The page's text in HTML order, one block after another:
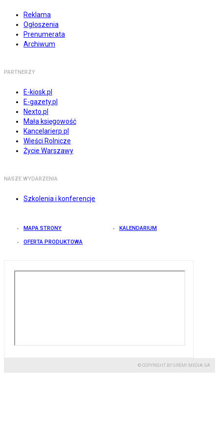
Reklama
Ogłoszenia
Prenumerata
Archiwum
PARTNERZY
E-kiosk.pl
E-gazety.pl
Nexto.pl
Mała księgowość
Kancelarierp.pl
Wieści Rolnicze
Życie Warszawy
NASZE WYDARZENIA
Szkolenia i konferencje
MAPA STRONY KALENDARIUM
OFERTA PRODUKTOWA
© COPYRIGHT BY GREMI MEDIA SA